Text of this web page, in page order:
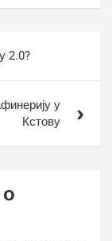
2.0?
у
Кстову